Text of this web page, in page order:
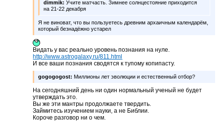
dimmik: Учите матчасть. Зимнее солнцестояние приходится
на 21-22 декабря
Я не виноват, что вы пользуетесь древним архаичным календарём,
который безнадёжно устарел
Видать у вас реально уровень познания на нуле.
http://www.astrogalaxy.ru/811.html
И все ваши познания сводятся к тупому копипасту.
gogogogost: Миллионы лет эволюции и естественный отбор?
На сегодняшний день ни один нормальный ученый не будет
утверждать это.
Вы же эти мантры продолжаете твердить.
Займитесь изучением науки, а не Библии.
Короче разговор ни о чем.